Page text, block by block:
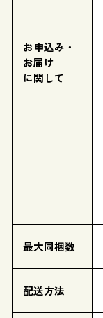
お申込み・
お届け
に関して
最大同梱数
配送方法